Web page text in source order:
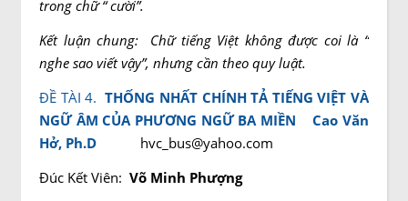
trong chữ “ cười”.
Kết luận chung: Chữ tiếng Việt không được coi là “
nghe sao viết vậy”, nhưng cần theo quy luật.
ĐỀ TÀI 4.THỐNG NHẤT CHÍNH TẢ TIẾNG VIỆT VÀ
NGỮ ÂM CỦA PHƯƠNG NGỮ BA MIỀNCao Văn
Hở, Ph.D
hvc_bus@yahoo.com
Đúc Kết Viên: Võ Minh Phượng